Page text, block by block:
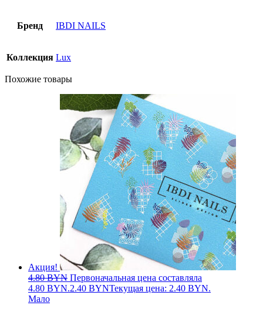
Бренд IBDI NAILS
Коллекция Lux
Похожие товары
Акция!
4.80BYN Первоначальная цена составляла
4.80 BYN.2.40 BYNТекущая цена: 2.40 BYN.
Мало